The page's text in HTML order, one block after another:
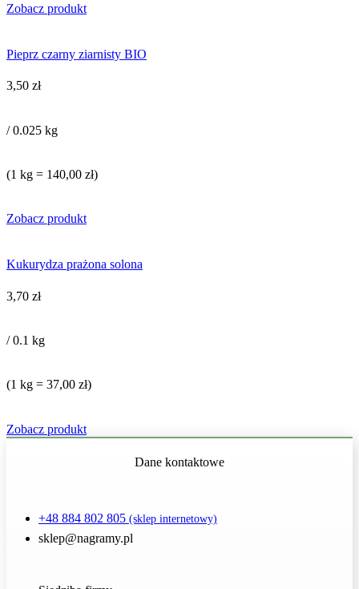
Zobacz produkt
Pieprz czarny ziarnisty BIO
3,50 zł
/ 0.025 kg
(1 kg = 140,00 zł)
Zobacz produkt
Kukurydza prażona solona
3,70 zł
/ 0.1 kg
(1 kg = 37,00 zł)
Zobacz produkt
Dane kontaktowe
+48 884 802 805 (sklep internetowy)
sklep@nagramy.pl